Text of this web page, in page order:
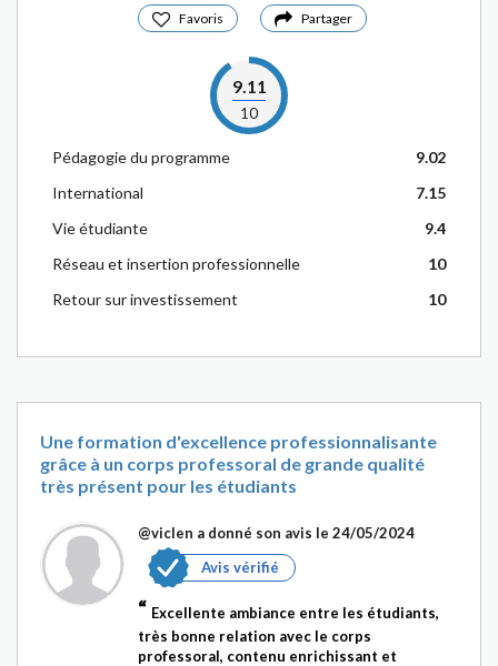
Favoris Partager
9.11
10
Pédagogie du programme
9.02
International
7.15
Vie étudiante
9.4
Réseau et insertion professionnelle
10
Retour sur investissement
10
Une formation d'excellence professionnalisante
grâce à un corps professoral de grande qualité
très présent pour les étudiants
@viclen a donné son avis le 24/05/2024
Avis vérifié
Excellente ambiance entre les étudiants,
très bonne relation avec le corps
professoral, contenu enrichissant et